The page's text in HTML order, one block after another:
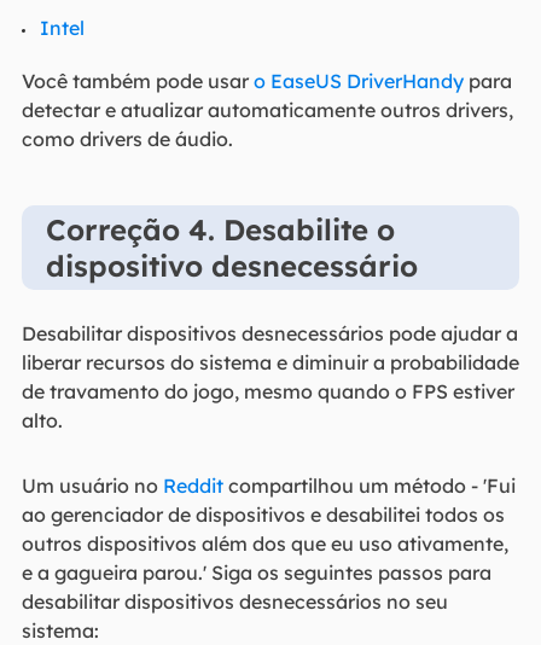
Intel
Você também pode usar o EaseUS DriverHandypara
detectar e atualizar automaticamente outros drivers,
como drivers de áudio.
Correção 4. Desabilite o
dispositivo desnecessário
Desabilitar dispositivos desnecessários pode ajudar a
liberar recursos do sistema e diminuir a probabilidade
de travamento do jogo, mesmo quando o FPS estiver
alto.
Um usuário no Redditcompartilhou um método - 'Fui
ao gerenciador de dispositivos e desabilitei todos os
outros dispositivos além dos que eu uso ativamente,
e a gagueira parou.' Siga os seguintes passos para
desabilitar dispositivos desnecessários no seu
sistema: